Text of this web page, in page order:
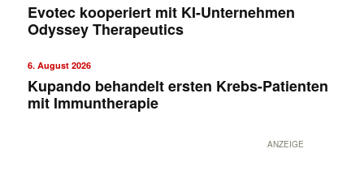
Evotec kooperiert mit KI-Unternehmen
Odyssey Therapeutics
6. August 2026
Kupando behandelt ersten Krebs-Patienten
mit Immuntherapie
ANZEIGE